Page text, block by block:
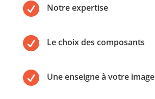
 Notre expertise
 Le choix des composants
 Une enseigne à votre image